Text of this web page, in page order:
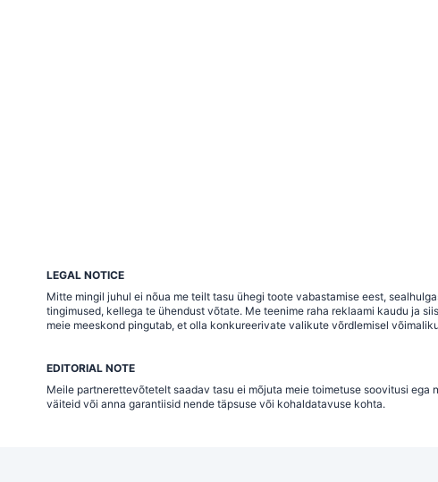
LEGAL NOTICE
Mitte mingil juhul ei nõua me teilt tasu ühegi toote vabastamise eest,
tingimused, kellega te ühendust võtate. Me teenime raha reklaami kaudu ja
meie meeskond pingutab, et olla konkureerivate valikute võrdlemisel
EDITORIAL NOTE
Meile partnerettevõtetelt saadav tasu ei mõjuta meie toimetuse soovitusi
väiteid või anna garantiisid nende täpsuse või kohaldatavuse kohta.